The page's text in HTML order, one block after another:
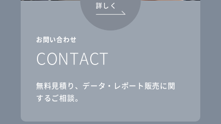
お問い合わせ
CONTACT
無料見積り、データ・レポート販売に関
するご相談。
詳しく